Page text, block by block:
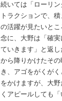
続いては「ローリ
トラクションで、
の活躍が見たいと
念に、大野は「確
ていきます」と返
から降りかけたそ
き、アゴをがくが
をかけますが、大
くアピールしても